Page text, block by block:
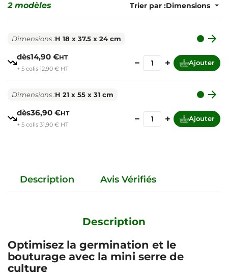
2 modèles Trier par :
Dimensions :H 18 x 37.5 x 24 cm 
dès14,90 €HT
+ 5 colis 12,90 € HT
− + Ajouter
Dimensions :H 21 x 55 x 31 cm 
dès36,90 €HT
+ 5 colis 31,90 € HT
− + Ajouter
Description Avis Vérifiés
Description
Optimisez la germination et le
bouturage avec la mini serre de
culture